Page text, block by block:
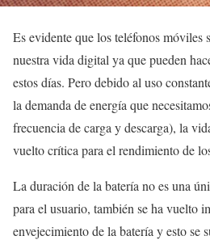
Es evidente que los teléfonos móviles
nuestra vida digital ya que pueden
estos días. Pero debido al uso
la demanda de energía que
frecuencia de carga y descarga), la
vuelto crítica para el rendimiento de
La duración de la batería no es una
para el usuario, también se ha vuelto
envejecimiento de la batería y esto se